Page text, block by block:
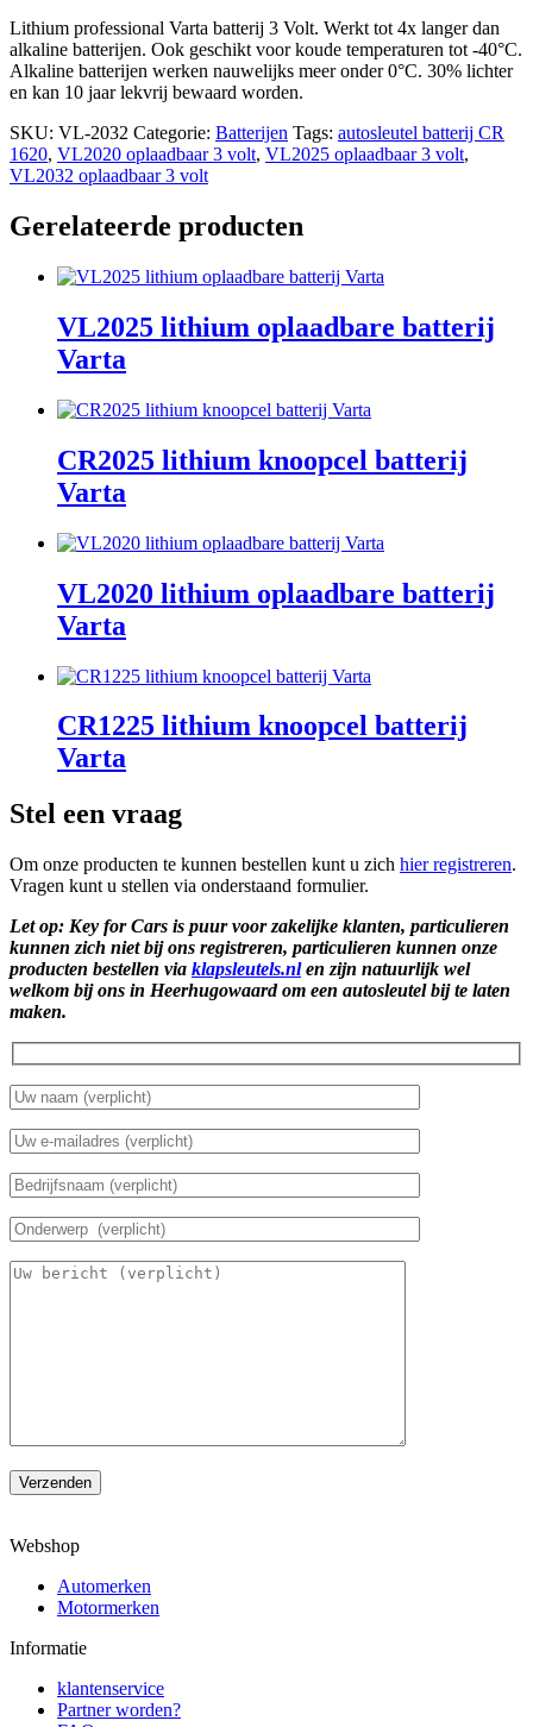
Lithium professional Varta batterij 3 Volt. Werkt tot 4x langer dan
alkaline batterijen. Ook geschikt voor koude temperaturen tot -40°C.
Alkaline batterijen werken nauwelijks meer onder 0°C. 30% lichter
en kan 10 jaar lekvrij bewaard worden.
SKU: VL-2032 Categorie: Batterijen Tags: autosleutel batterij CR
1620, VL2020 oplaadbaar 3 volt, VL2025 oplaadbaar 3 volt,
VL2032 oplaadbaar 3 volt
Gerelateerde producten
VL2025 lithium oplaadbare batterij
Varta
CR2025 lithium knoopcel batterij
Varta
VL2020 lithium oplaadbare batterij
Varta
CR1225 lithium knoopcel batterij
Varta
Stel een vraag
Om onze producten te kunnen bestellen kunt u zich hier registreren.
Vragen kunt u stellen via onderstaand formulier.
Let op: Key for Cars is puur voor zakelijke klanten, particulieren
kunnen zich niet bij ons registreren, particulieren kunnen onze
producten bestellen via klapsleutels.nlen zijn natuurlijk wel
welkom bij ons in Heerhugowaard om een autosleutel bij te laten
maken.
Verzenden
Webshop
Automerken
Motormerken
Informatie
klantenservice
Partner worden?